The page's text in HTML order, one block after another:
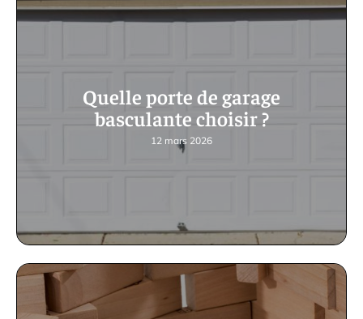
Quelle porte de garage
basculante choisir ?
12 mars 2026